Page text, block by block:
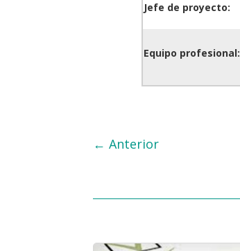
Jefe de proyecto:
Equipo profesional:
←Anterior